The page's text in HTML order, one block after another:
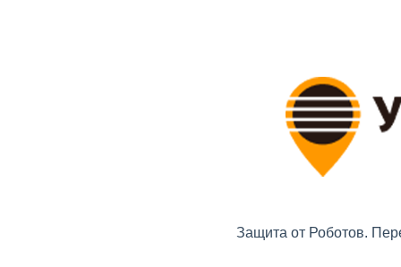
Защита от Роботов.